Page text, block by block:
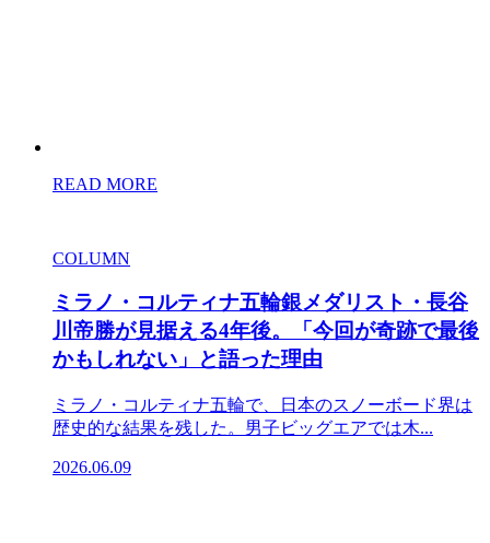
READ MORE
COLUMN
ミラノ・コルティナ五輪銀メダリスト・長谷
川帝勝が見据える4年後。「今回が奇跡で最後
かもしれない」と語った理由
ミラノ・コルティナ五輪で、日本のスノーボード界は
歴史的な結果を残した。男子ビッグエアでは木...
2026.06.09